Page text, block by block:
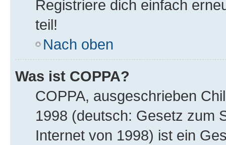
Registriere dich einfach
teil!
Nach oben
Was ist COPPA?
COPPA, ausgeschrieben
1998 (deutsch: Gesetz zum
Internet von 1998) ist ein